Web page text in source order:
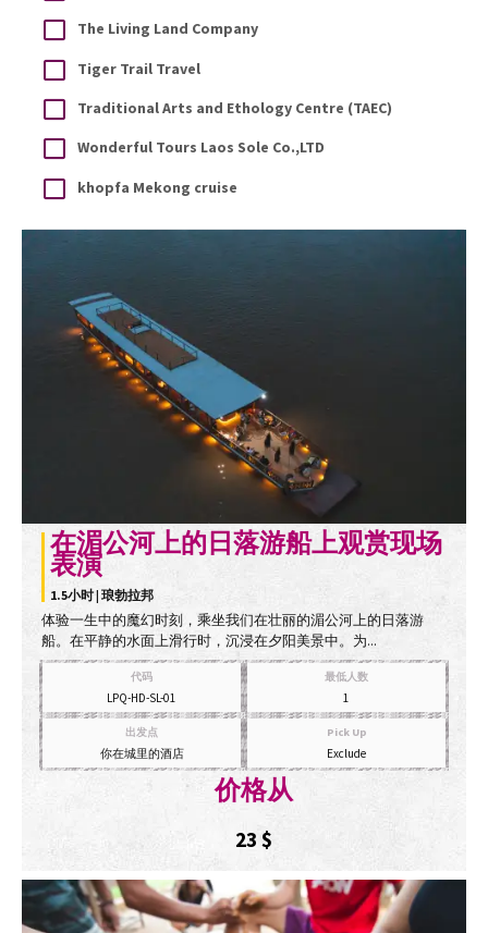
The Living Land Company
Tiger Trail Travel
Traditional Arts and Ethology Centre (TAEC)
Wonderful Tours Laos Sole Co.,LTD
khopfa Mekong cruise
在湄公河上的日落游船上观赏现场
表演
1.5小时 | 琅勃拉邦
体验一生中的魔幻时刻，乘坐我们在壮丽的湄公河上的日落游
船。在平静的水面上滑行时，沉浸在夕阳美景中。为...
代码
LPQ-HD-SL-01
最低人数
1
出发点
你在城里的酒店
Pick Up
Exclude
价格从
23 $